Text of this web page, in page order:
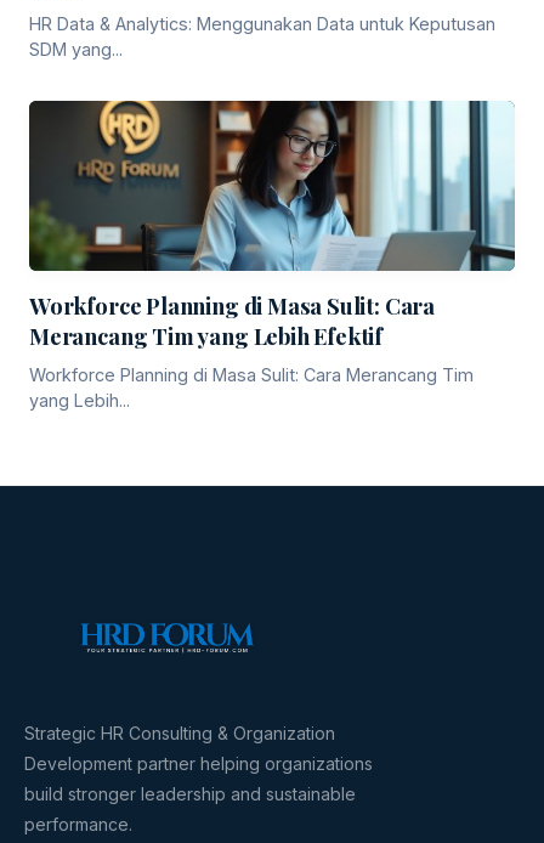
HR Data & Analytics: Menggunakan Data untuk Keputusan
SDM yang...
Workforce Planning di Masa Sulit: Cara
Merancang Tim yang Lebih Efektif
Workforce Planning di Masa Sulit: Cara Merancang Tim
yang Lebih...
Strategic HR Consulting & Organization
Development partner helping organizations
build stronger leadership and sustainable
performance.